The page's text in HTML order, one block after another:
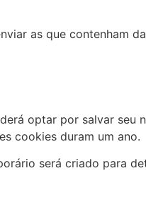
as que contenham
optar por salvar seu
cookies duram um ano.
será criado para